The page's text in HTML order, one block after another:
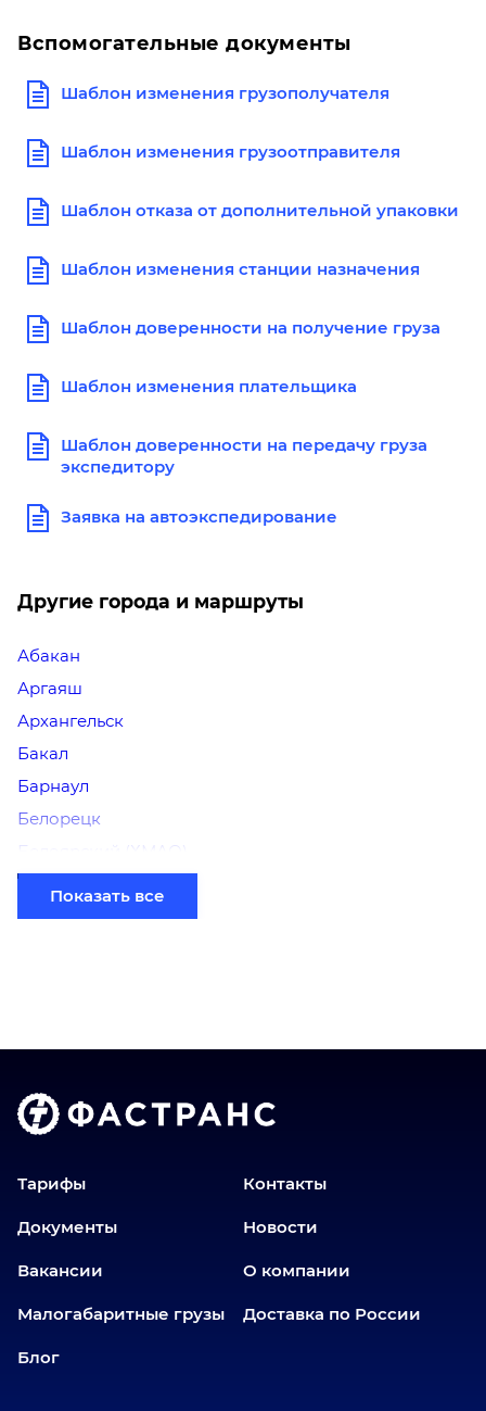
Вспомогательные документы
Шаблон изменения грузополучателя
Шаблон изменения грузоотправителя
Шаблон отказа от дополнительной упаковки
Шаблон изменения станции назначения
Шаблон доверенности на получение груза
Шаблон изменения плательщика
Шаблон доверенности на передачу груза
экспедитору
Заявка на автоэкспедирование
Другие города и маршруты
Абакан
Аргаяш
Архангельск
Бакал
Барнаул
Белорецк
Белоярский (ХМАО)
Березники
Бийск
Волгоград
Донецк
Еманжелинск
Заводоуковск
Златоуст
Иваново
Показать все
Тарифы Контакты
Документы Новости
Вакансии О компании
Малогабаритные грузы Доставка по России
Блог